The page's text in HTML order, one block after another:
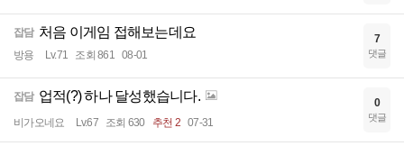
잡담 처음 이게임 접해보는데요
방용 Lv.71 조회 861 08-01
7
댓글
잡담 업적(?) 하나 달성했습니다.
비가오네요 Lv.67 조회 630 추천 2 07-31
0
댓글